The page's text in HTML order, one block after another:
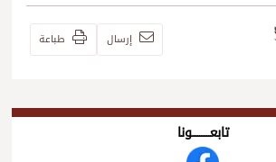
إرسال طباعة
تابعــــــــــونا